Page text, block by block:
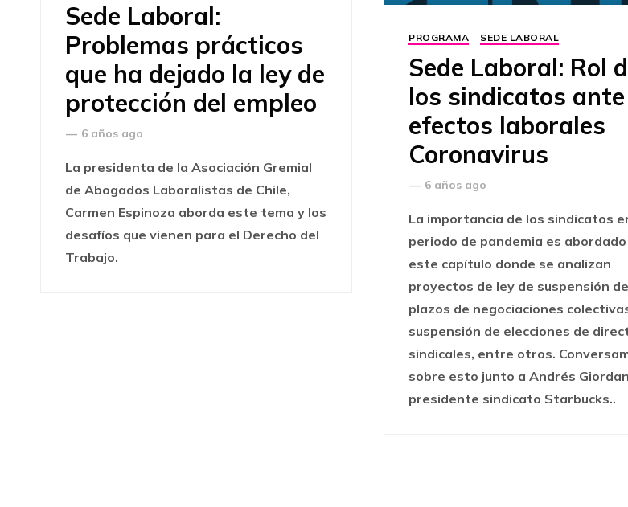
Sede Laboral:
Problemas prácticos
que ha dejado la ley de
protección del empleo
— 6 años ago
La presidenta de la Asociación Gremial
de Abogados Laboralistas de Chile,
Carmen Espinoza aborda este tema y los
desafíos que vienen para el Derecho del
Trabajo.
PROGRAMA SEDE LABORAL
Sede Laboral: Rol
los sindicatos
efectos laborales
Coronavirus
— 6 años ago
La importancia de los sindicatos
periodo de pandemia es
este capítulo donde se analizan
proyectos de ley de suspensión de
plazos de negociaciones
suspensión de elecciones de
sindicales, entre otros.
sobre esto junto a Andrés
presidente sindicato Starbucks..